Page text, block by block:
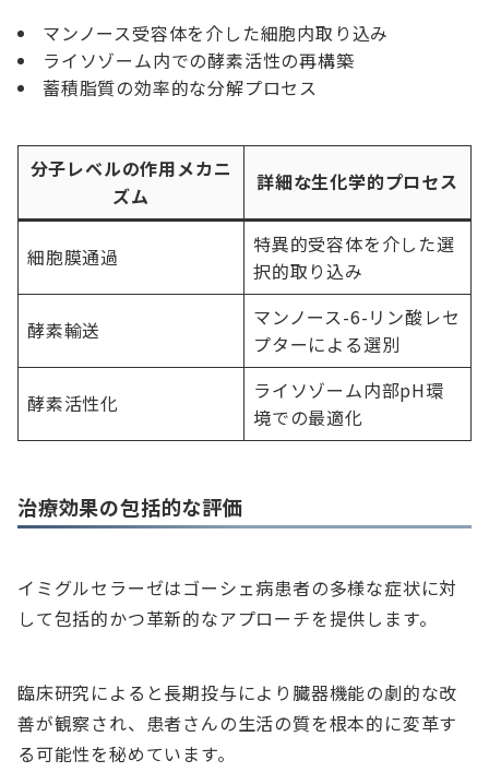
マンノース受容体を介した細胞内取り込み
ライソゾーム内での酵素活性の再構築
蓄積脂質の効率的な分解プロセス
分子レベルの作用メカニ
ズム
詳細な生化学的プロセス
細胞膜通過
特異的受容体を介した選
択的取り込み
酵素輸送
マンノース-6-リン酸レセ
プターによる選別
酵素活性化
ライソゾーム内部pH環
境での最適化
治療効果の包括的な評価
イミグルセラーゼはゴーシェ病患者の多様な症状に対
して包括的かつ革新的なアプローチを提供します。
臨床研究によると長期投与により臓器機能の劇的な改
善が観察され、患者さんの生活の質を根本的に変革す
る可能性を秘めています。